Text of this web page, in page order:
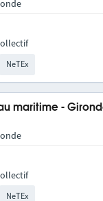
NeTEx
maritime -
NeTEx